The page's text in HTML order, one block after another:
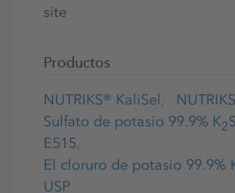
site
Productos
NUTRIKS® KaliSel
Sulfato de potasio 99.9% K2
E515
El cloruro de potasio 99.9%
USP